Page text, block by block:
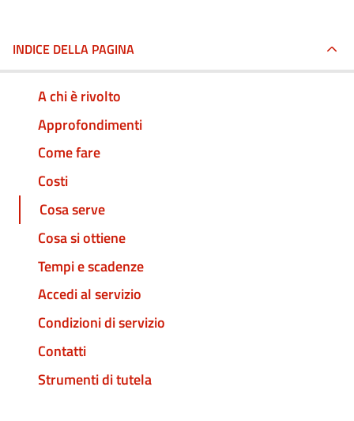
INDICE DELLA PAGINA
A chi è rivolto
Approfondimenti
Come fare
Costi
Cosa serve
Cosa si ottiene
Tempi e scadenze
Accedi al servizio
Condizioni di servizio
Contatti
Strumenti di tutela